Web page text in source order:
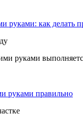
руками: как делать
руками
руками правильно